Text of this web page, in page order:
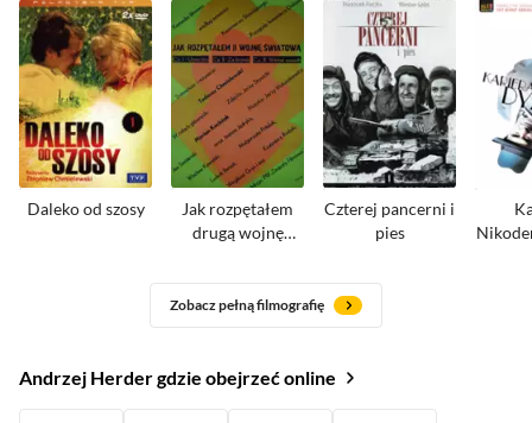
Daleko od szosy
Jak rozpętałem
drugą wojnę
Czterej pancerni i
pies
Zobacz pełną filmografię
Andrzej Herder gdzie obejrzeć online